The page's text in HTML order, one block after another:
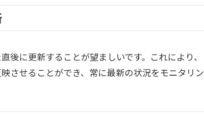
後に更新することが望ましいです。これにより、
させることができ、常に最新の状況をモニタリン